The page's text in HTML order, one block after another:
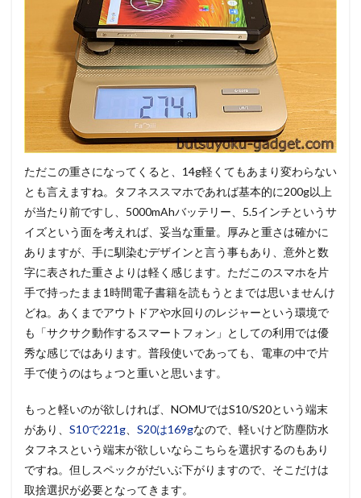
ただこの重さになってくると、14g軽くてもあまり変わらない
とも言えますね。タフネススマホであれば基本的に200g以上
が当たり前ですし、5000mAhバッテリー、5.5インチというサ
イズという面を考えれば、妥当な重量。厚みと重さは確かに
ありますが、手に馴染むデザインと言う事もあり、意外と数
字に表された重さよりは軽く感じます。ただこのスマホを片
手で持ったまま1時間電子書籍を読もうとまでは思いませんけ
どね。あくまでアウトドアや水回りのレジャーという環境で
も「サクサク動作するスマートフォン」としての利用では優
秀な感じではあります。普段使いであっても、電車の中で片
手で使うのはちょつと重いと思います。
もっと軽いのが欲しければ、NOMUではS10/S20という端末
があり、 S10で221g S20は169gなので、軽いけど防塵防水
タフネスという端末が欲しいならこちらを選択するのもあり
ですね。但しスペックがだいぶ下がりますので、そこだけは
取捨選択が必要となってきます。